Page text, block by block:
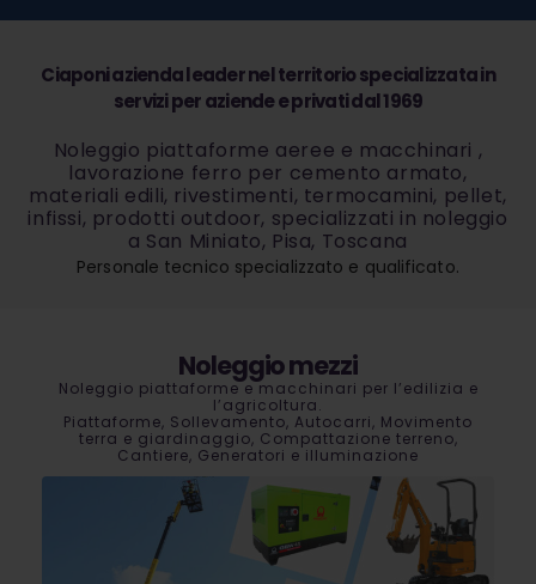
Ciaponi azienda leader nel territorio specializzata in
servizi per aziende e privati dal 1969
Noleggio piattaforme aeree e macchinari ,
lavorazione ferro per cemento armato,
materiali edili, rivestimenti, termocamini, pellet,
infissi, prodotti outdoor, specializzati in noleggio
a San Miniato, Pisa, Toscana
Personale tecnico specializzato e qualificato.
Noleggio mezzi
Noleggio piattaforme e macchinari per l’edilizia e
l’agricoltura.
Piattaforme, Sollevamento, Autocarri, Movimento
terra e giardinaggio, Compattazione terreno,
Cantiere, Generatori e illuminazione